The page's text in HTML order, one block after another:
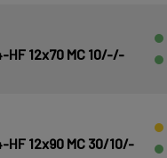
12x70 MC 10/-/-
12x90 MC 30/10/-